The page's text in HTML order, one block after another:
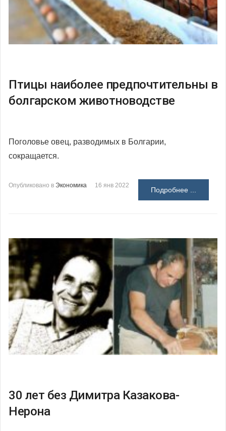
Птицы наиболее предпочтительны в
болгарском животноводстве
Поголовье овец, разводимых в Болгарии,
сокращается.
Опубликовано в Экономика 16 янв 2022
Подробнее ...
30 лет без Димитра Казакова-
Нерона